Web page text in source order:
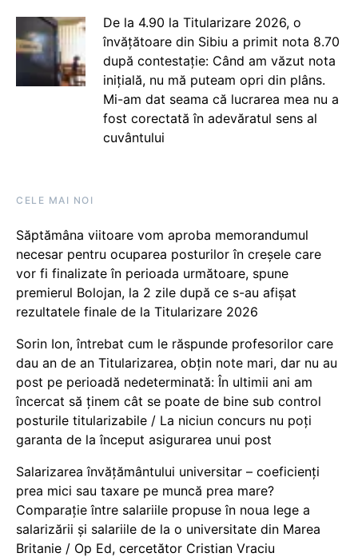
De la 4.90 la Titularizare 2026, o
învățătoare din Sibiu a primit nota 8.70
după contestație: Când am văzut nota
inițială, nu mă puteam opri din plâns.
Mi-am dat seama că lucrarea mea nu a
fost corectată în adevăratul sens al
cuvântului
CELE MAI NOI
Săptămâna viitoare vom aproba memorandumul
necesar pentru ocuparea posturilor în creșele care
vor fi finalizate în perioada următoare, spune
premierul Bolojan, la 2 zile după ce s-au afișat
rezultatele finale de la Titularizare 2026
Sorin Ion, întrebat cum le răspunde profesorilor care
dau an de an Titularizarea, obțin note mari, dar nu au
post pe perioadă nedeterminată: În ultimii ani am
încercat să ținem cât se poate de bine sub control
posturile titularizabile / La niciun concurs nu poți
garanta de la început asigurarea unui post
Salarizarea învățământului universitar – coeficienți
prea mici sau taxare pe muncă prea mare?
Comparație între salariile propuse în noua lege a
salarizării și salariile de la o universitate din Marea
Britanie / Op Ed, cercetător Cristian Vraciu